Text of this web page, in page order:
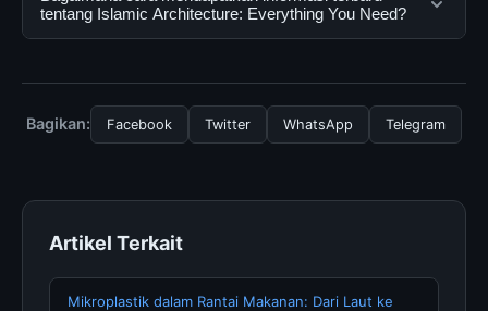
mengunjungi situs resmi dan mengikuti panduan yang
tersedia.
diakses secara gratis oleh semua pengguna. Tidak ada
biaya tersembunyi atau langganan yang diperlukan
tentang Islamic Architecture: Everything You Need?
mengunjungi halaman resmi kami secara berkala. Kami
selalu memperbarui konten dengan informasi terkini dan
Bagikan: Facebook Twitter WhatsApp Telegram
Artikel Terkait
Mikroplastik dalam Rantai Makanan: Dari Laut ke